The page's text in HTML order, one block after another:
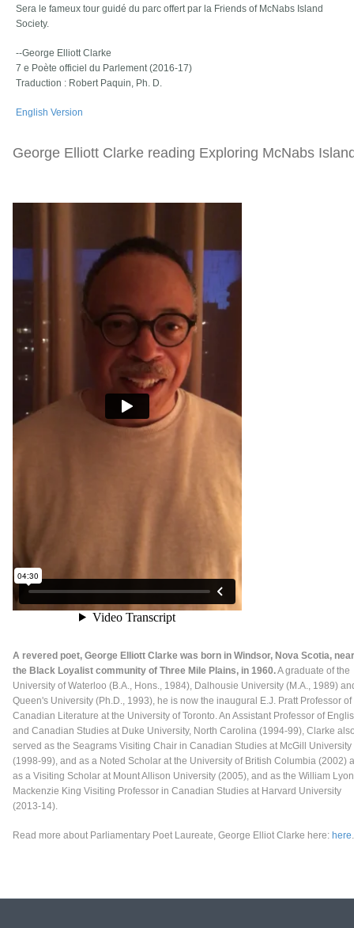
Sera le fameux tour guidé du parc offert par la Friends of McNabs Island
Society.
--George Elliott Clarke
7 e Poète officiel du Parlement (2016-17)
Traduction : Robert Paquin, Ph. D.
English Version
George Elliott Clarke reading Exploring McNabs
A revered poet, George Elliott Clarke was born in Windsor, Nova Scotia, near
the Black Loyalist community of Three Mile Plains, in 1960.A graduate of the
University of Waterloo (B.A., Hons., 1984), Dalhousie University (M.A., 1989)
Queen's University (Ph.D., 1993), he is now the inaugural E.J. Pratt Professor of
Canadian Literature at the University of Toronto. An Assistant Professor of
and Canadian Studies at Duke University, North Carolina (1994-99), Clarke
served as the Seagrams Visiting Chair in Canadian Studies at McGill University
(1998-99), and as a Noted Scholar at the University of British Columbia (2002)
as a Visiting Scholar at Mount Allison University (2005), and as the William Lyon
Mackenzie King Visiting Professor in Canadian Studies at Harvard University
(2013-14).
Read more about Parliamentary Poet Laureate, George Elliot Clarke here: here